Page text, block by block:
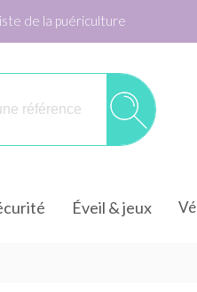
de la puériculture
Éveil & jeux